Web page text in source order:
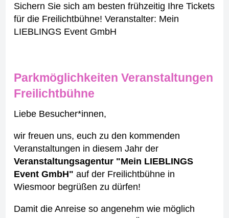
Sichern Sie sich am besten frühzeitig Ihre Tickets
für die Freilichtbühne! Veranstalter: Mein
LIEBLINGS Event GmbH
Parkmöglichkeiten Veranstaltungen
Freilichtbühne
Liebe Besucher*innen,
wir freuen uns, euch zu den kommenden
Veranstaltungen in diesem Jahr der
Veranstaltungsagentur "Mein LIEBLINGS
Event GmbH" auf der Freilichtbühne in
Wiesmoor begrüßen zu dürfen!
Damit die Anreise so angenehm wie möglich